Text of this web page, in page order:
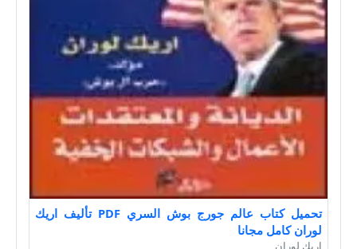
تحميل كتاب عالم جورج بوش السري PDF تأليف اريك
لوران كامل مجانا
اريك لوران